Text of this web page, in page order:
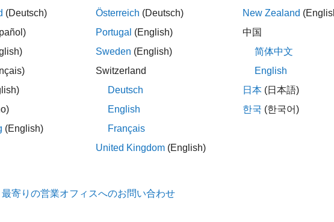
Representative
Representative
ンサイド セールス | 社会人採用
you'll help shape tomorrow's innovations. We'll equip you with essential
タレントネットワー
条件に合った求人情報、ストーリ
(Deutsch)
(English)
Österreich (Deutsch)
Portugal (English)
Sweden (English)
Switzerland
Deutsch
English
Français
United Kingdom (English)
New Zealand
中国
简体中文
English
日本 (日本語)
한국 (한국어)
最寄りの営業オフィスへのお問い合わせ